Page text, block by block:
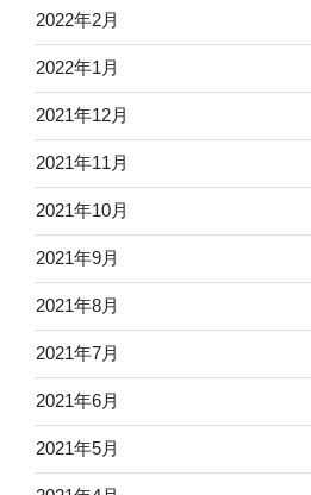
2022年2月
2022年1月
2021年12月
2021年11月
2021年10月
2021年9月
2021年8月
2021年7月
2021年6月
2021年5月